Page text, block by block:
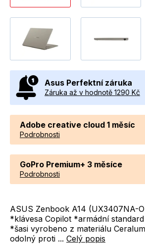
Asus Perfektní záruka
Záruka až v hodnotě 1290 Kč
Adobe creative cloud 1 měsíc
Podrobnosti
GoPro Premium+ 3 měsíce
Podrobnosti
ASUS Zenbook A14 (UX3407NA-
*klávesa Copilot *armádní
*šasi vyrobeno z materiálu
odolný proti ... Celý popis